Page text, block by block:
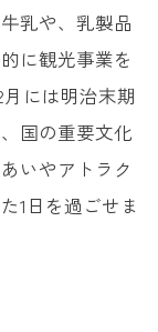
乳や、乳製品
に観光事業を
には明治末期
国の重要文化
いやアトラク
1日を過ごせま